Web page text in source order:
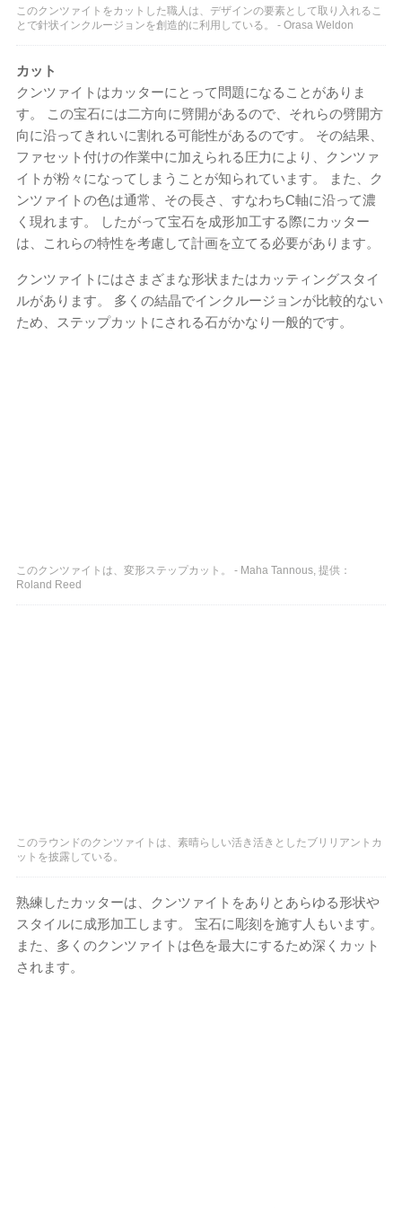
このクンツァイトをカットした職人は、デザインの要素として取り入れるこ
とで針状インクルージョンを創造的に利用している。 - Orasa Weldon
カット
クンツァイトはカッターにとって問題になることがありま
す。 この宝石には二方向に劈開があるので、それらの劈開方
向に沿ってきれいに割れる可能性があるのです。 その結果、
ファセット付けの作業中に加えられる圧力により、クンツァ
イトが粉々になってしまうことが知られています。 また、ク
ンツァイトの色は通常、その長さ、すなわちC軸に沿って濃
く現れます。 したがって宝石を成形加工する際にカッター
は、これらの特性を考慮して計画を立てる必要があります。
クンツァイトにはさまざまな形状またはカッティングスタイ
ルがあります。 多くの結晶でインクルージョンが比較的ない
ため、ステップカットにされる石がかなり一般的です。
このクンツァイトは、変形ステップカット。 - Maha Tannous, 提供：
Roland Reed
このラウンドのクンツァイトは、素晴らしい活き活きとしたブリリアントカ
ットを披露している。
熟練したカッターは、クンツァイトをありとあらゆる形状や
スタイルに成形加工します。 宝石に彫刻を施す人もいます。
また、多くのクンツァイトは色を最大にするため深くカット
されます。